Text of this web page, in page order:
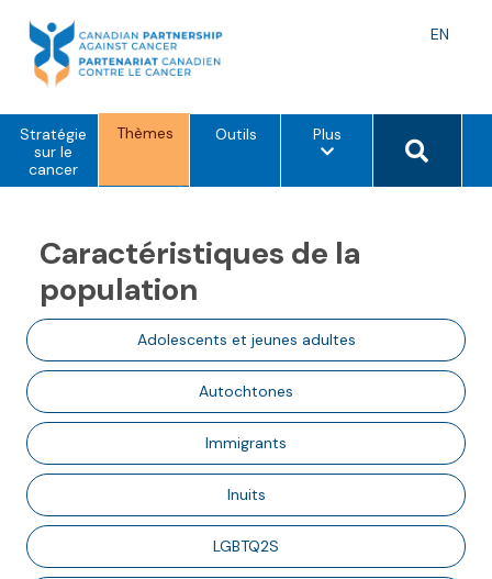
content
EN
Stratégie
sur le
cancer
Thèmes Outils Pluso
i
s
d
n
u
Search
Caractéristiques de la
population
Adolescents et jeunes adultes
Autochtones
Immigrants
Inuits
LGBTQ2S